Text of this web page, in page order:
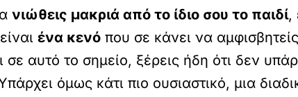
νιώθεις μακριά από το ίδιο σου το παιδί,
ένα κενό που σε κάνει να
αυτό το σημείο, ξέρεις ήδη ότι δεν
όμως κάτι πιο ουσιαστικό, μια